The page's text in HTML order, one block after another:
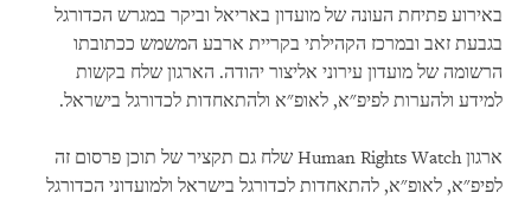
באירוע פתיחת העונה של מועדון באריאל וביקר במגרש הכדורגל
בגבעת זאב ובמרכז הקהילתי בקריית ארבע המשמש ככתובתו
הרשומה של מועדון עירוני אליצור יהודה. הארגון שלח בקשות
למידע ולהערות לפיפ"א, לאופ"א ולהתאחדות לכדורגל בישראל.
ארגוןHuman Rights Watch שלח גם תקציר של תוכן פרסום זה
לפיפ"א, לאופ"א, להתאחדות לכדורגל בישראל ולמועדוני הכדורגל